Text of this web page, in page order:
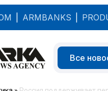
ARMBANKS
Все